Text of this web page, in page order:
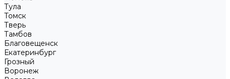
Тула
Томск
Тверь
Тамбов
Благовещенск
Екатеринбург
Грозный
Воронеж